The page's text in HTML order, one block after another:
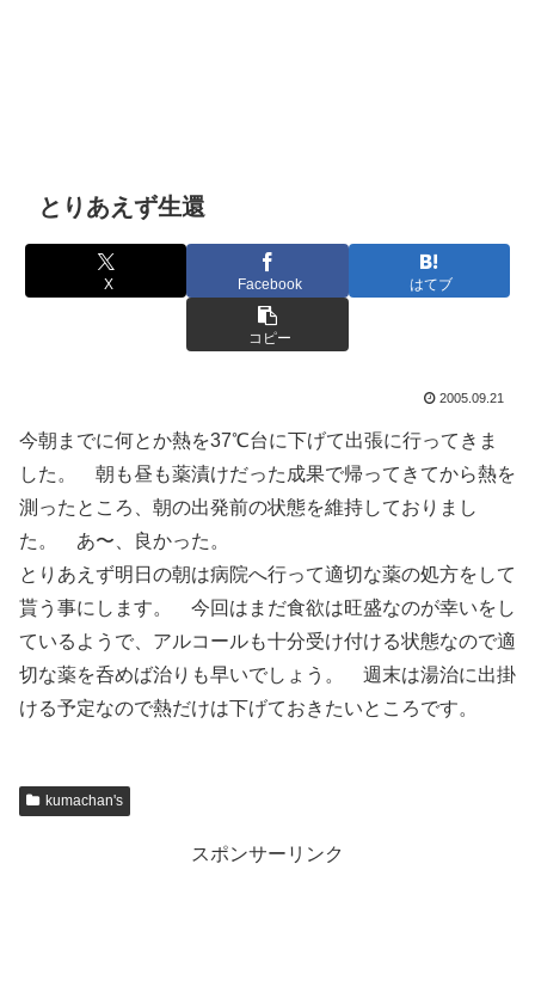
とりあえず生還
X Facebook はてブ
コピー
2005.09.21
今朝までに何とか熱を37℃台に下げて出張に行ってきま
した。 朝も昼も薬漬けだった成果で帰ってきてから熱を
測ったところ、朝の出発前の状態を維持しておりまし
た。 あ〜、良かった。
とりあえず明日の朝は病院へ行って適切な薬の処方をして
貰う事にします。 今回はまだ食欲は旺盛なのが幸いをし
ているようで、アルコールも十分受け付ける状態なので適
切な薬を呑めば治りも早いでしょう。 週末は湯治に出掛
ける予定なので熱だけは下げておきたいところです。
kumachan's
スポンサーリンク